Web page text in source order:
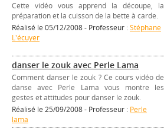
Cette vidéo vous apprend la découpe, la
préparation et la cuisson de la bette à carde.
Réalisé le 05/12/2008 - Professeur :Stéphane
L'écuyer
danser le zouk avec Perle Lama
Comment danser le zouk ? Ce cours vidéo de
danse avec Perle Lama vous montre les
gestes et attitudes pour danser le zouk.
Réalisé le 25/09/2008 - Professeur : Perle
lama